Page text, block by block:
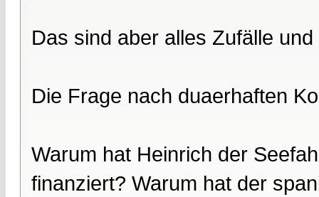
Das sind aber alles Zufälle
Die Frage nach duaerhaften
Warum hat Heinrich der
finanziert? Warum hat der